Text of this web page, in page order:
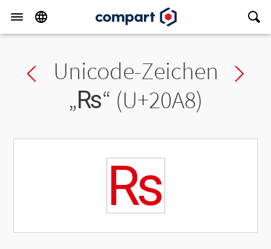
Previous char
Unicode-Zeichen
„₨“ (U+20A8)
₨